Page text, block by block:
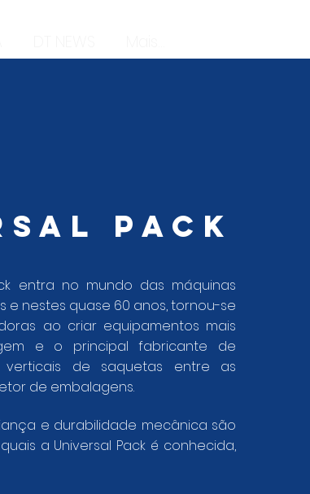
PACK
entra no mundo das máquinas
nestes quase 60 anos, tornou-se
ao criar equipamentos mais
e o principal fabricante de
verticais de saquetas entre as
de embalagens.
e durabilidade mecânica são
a Universal Pack é conhecida,